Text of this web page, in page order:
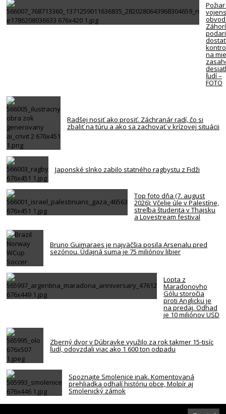
na
ľudí –
FOTO
Radšej nosiť ako prosiť. Záchranár radí, čo si
zbaliť na túru a ako sa zachovať v krízovej situácii
Japonské slnko zabilo statného ragbystu z Fidži
Top foto dňa (7. august
2026): Včelie úle v Palestíne,
streľba študenta v Thajsku
a Lovestream festival
Bruno Guimaraes je najväčšia posila Arsenalu pred
sezónou. Údajná suma je 75 miliónov libier
Lopta z
Maradonovho
Gólu storočia
proti Anglicku je
na predaj. Odhad
je 10 miliónov USD
Zberný dvor v Dúbravke využilo za rok takmer 15-tisíc
ľudí, odovzdali viac ako 1 600 ton odpadu
Spoznajte Smolenice inak. Komentovaná
prehliadka odhalí históriu obce, Molpír aj
Smolenický zámok
Za smrťou hráča NBA z Memphisu je kokaín a heroín.